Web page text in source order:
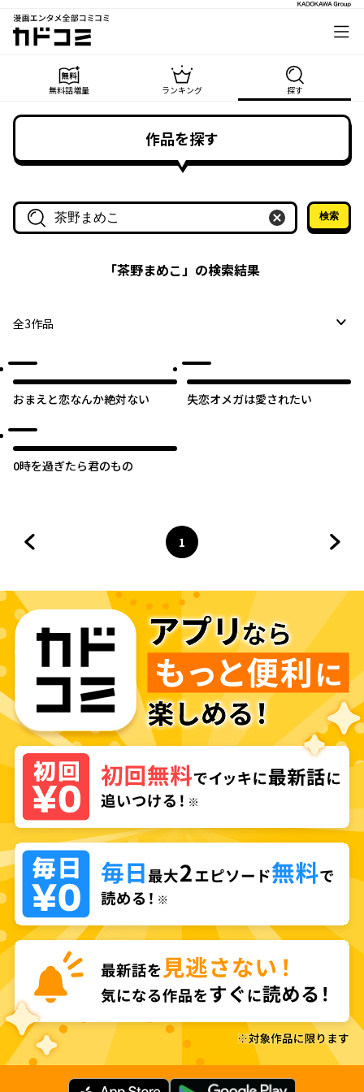
漫画エンタメ全部コミコミ
カドコミ
無料話増量 ランキング 探す
作品を探す
作品名・作家名で探す
検索
「茶野まめこ」の検索結果
全3作品
おまえと恋なんか絶対ない 失恋オメガは愛されたい
0時を過ぎたら君のもの
ページ
1
へ